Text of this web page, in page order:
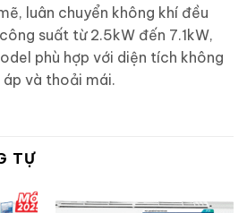
luân chuyển không khí đều
suất từ 2.5kW đến 7.1kW,
phù hợp với diện tích không
áp và thoải mái.
TỰ